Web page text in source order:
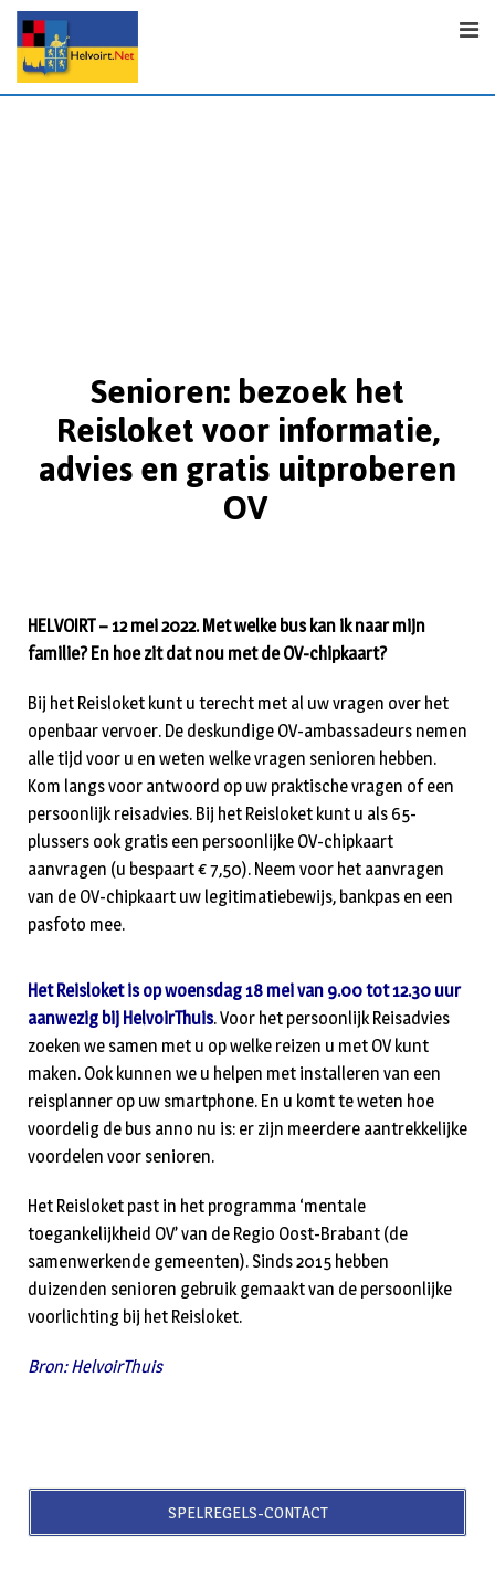
Senioren: bezoek het
Reisloket voor informatie,
advies en gratis uitproberen
OV
HELVOIRT – 12 mei 2022. Met welke bus kan ik naar mijn
familie? En hoe zit dat nou met de OV-chipkaart?
Bij het Reisloket kunt u terecht met al uw vragen over het
openbaar vervoer. De deskundige OV-ambassadeurs nemen
alle tijd voor u en weten welke vragen senioren hebben.
Kom langs voor antwoord op uw praktische vragen of een
persoonlijk reisadvies. Bij het Reisloket kunt u als 65-
plussers ook gratis een persoonlijke OV-chipkaart
aanvragen (u bespaart € 7,50). Neem voor het aanvragen
van de OV-chipkaart uw legitimatiebewijs, bankpas en een
pasfoto mee.
Het Reisloket is op woensdag 18 mei van 9.00 tot 12.30 uur
aanwezig bij HelvoirThuis. Voor het persoonlijk Reisadvies
zoeken we samen met u op welke reizen u met OV kunt
maken. Ook kunnen we u helpen met installeren van een
reisplanner op uw smartphone. En u komt te weten hoe
voordelig de bus anno nu is: er zijn meerdere aantrekkelijke
voordelen voor senioren.
Het Reisloket past in het programma ‘mentale
toegankelijkheid OV’ van de Regio Oost-Brabant (de
samenwerkende gemeenten). Sinds 2015 hebben
duizenden senioren gebruik gemaakt van de persoonlijke
voorlichting bij het Reisloket.
Bron: HelvoirThuis
SPELREGELS-CONTACT